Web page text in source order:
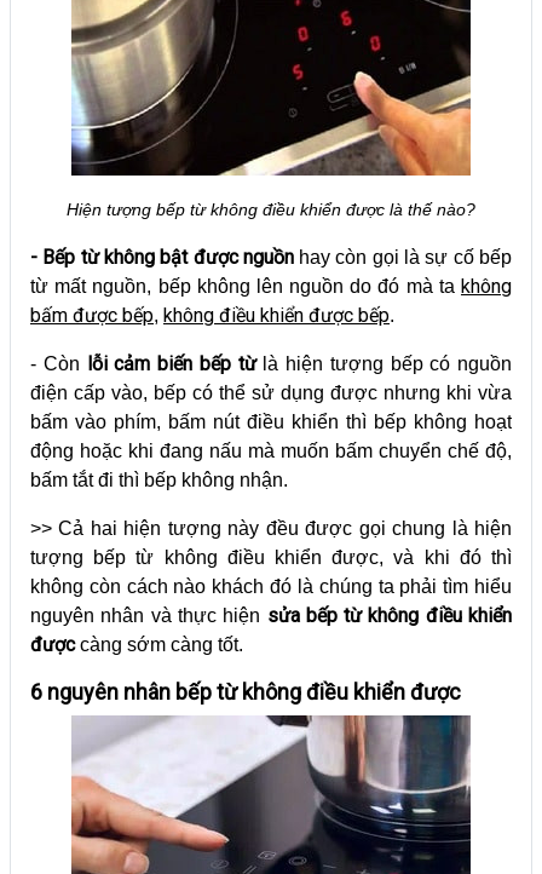
Hiện tượng bếp từ không điều khiển được là thế nào?
- Bếp từ không bật được nguồnhay còn gọi là sự cố bếp
từ mất nguồn, bếp không lên nguồn do đó mà ta không
bấm được bếp, không điều khiển được bếp.
- Còn lỗi cảm biến bếp từlà hiện tượng bếp có nguồn
điện cấp vào, bếp có thể sử dụng được nhưng khi vừa
bấm vào phím, bấm nút điều khiển thì bếp không hoạt
động hoặc khi đang nấu mà muốn bấm chuyển chế độ,
bấm tắt đi thì bếp không nhận.
>> Cả hai hiện tượng này đều được gọi chung là hiện
tượng bếp từ không điều khiển được, và khi đó thì
không còn cách nào khách đó là chúng ta phải tìm hiểu
nguyên nhân và thực hiện sửa bếp từ không điều khiển
đượccàng sớm càng tốt.
6 nguyên nhân bếp từ không điều khiển được